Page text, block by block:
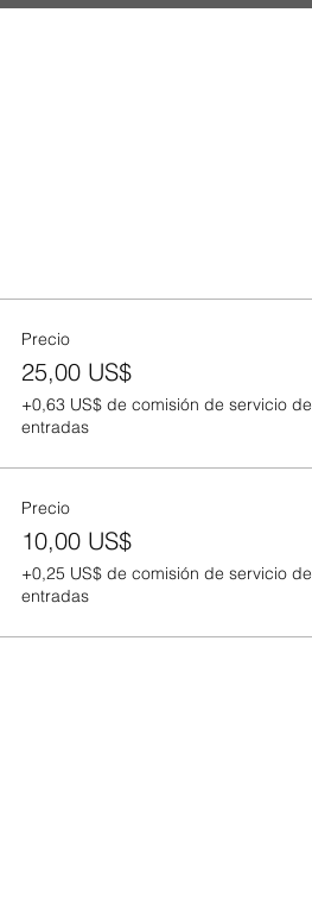
Precio
25,00 US$
+0,63 US$ de comisión de servicio de
entradas
Precio
10,00 US$
+0,25 US$ de comisión de servicio de
entradas